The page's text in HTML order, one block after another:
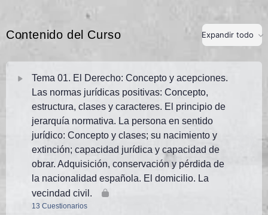
Contenido del Curso Expandir todo
Tema 01. El Derecho: Concepto y acepciones.
Las normas jurídicas positivas: Concepto,
estructura, clases y caracteres. El principio de
jerarquía normativa. La persona en sentido
jurídico: Concepto y clases; su nacimiento y
extinción; capacidad jurídica y capacidad de
obrar. Adquisición, conservación y pérdida de
la nacionalidad española. El domicilio. La
vecindad civil.
13 Cuestionarios